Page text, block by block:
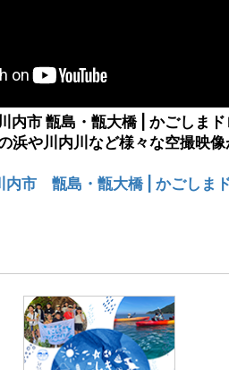
内市 甑島・甑大橋 | かごしまド
浜や川内川など様々な空撮映
内市 甑島・甑大橋 | かごしま